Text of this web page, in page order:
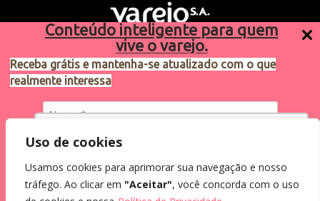
Conteúdo inteligente para quem
vive o varejo.
Receba grátis e mantenha-se atualizado com o que
realmente interessa
Eu concordo em receber comunicações.
Ao informar meus dados, eu concordo com a
Utilizamos cookies para oferecer melhor
como você interage em nosso site e
personalizar conteúdo.
Uso de cookies
Usamos cookies para aprimorar sua navegação e nosso
tráfego. Ao clicar em "Aceitar", você concorda com o uso
Sugestões de pauta
varejosa@cndl.org.br
2024®. Todos os direitos reservados.